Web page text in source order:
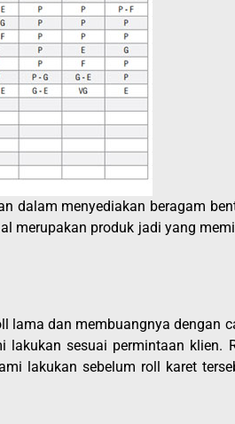
dalam menyediakan beragam
merupakan produk jadi yang
lama dan membuangnya dengan
sesuai permintaan klien.
lakukan sebelum roll karet